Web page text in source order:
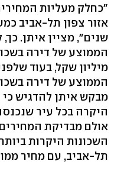
"כחלק מעליות
שנים", מציין איתן.
מבקש איתן להדגיש
היקרה בכל עיר
השכונות היקרות
תל-אביב, עם מחיר ממוצע של 3.1-4